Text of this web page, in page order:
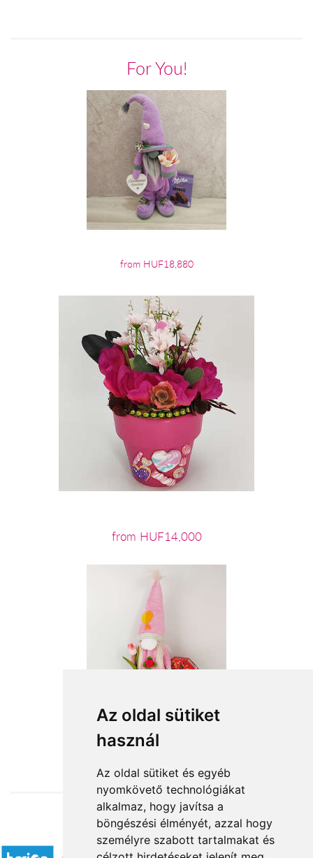
Az oldal sütiket
használ
Az oldal sütiket és egyéb
nyomkövető technológiákat
alkalmaz, hogy javítsa a
böngészési élményét, azzal hogy
személyre szabott tartalmakat és
For You!
from HUF18,880
from HUF14,000
from HUF13,200
Accepted payment methods